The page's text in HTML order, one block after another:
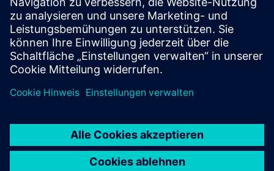
routing views with real-time schematic generation
and diagnostic troubleshooting.